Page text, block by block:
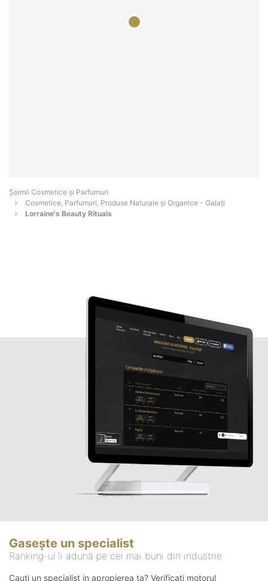
Șoimii Cosmetice și Parfumuri
Cosmetice, Parfumuri, Produse Naturale și Organice - Galaţi
Lorraine's Beauty Rituals
Gasește un specialist
Ranking-ul îi adună pe cei mai buni din industrie
Cauți un specialist in apropierea ta? Verificați motorul